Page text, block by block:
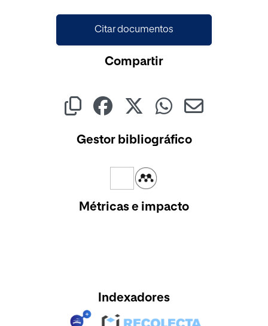
Citar documentos
Compartir
Gestor bibliográfico
Métricas e impacto
Indexadores